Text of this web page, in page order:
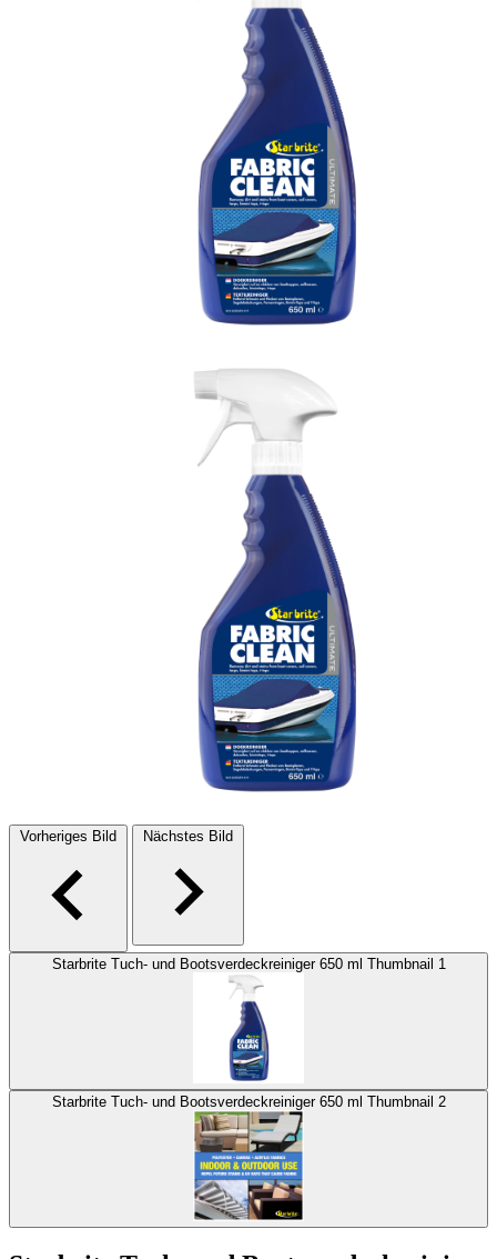
Vorheriges Bild Nächstes Bild
Starbrite Tuch- und Bootsverdeckreiniger 650 ml Thumbnail 1
Starbrite Tuch- und Bootsverdeckreiniger 650 ml Thumbnail 2